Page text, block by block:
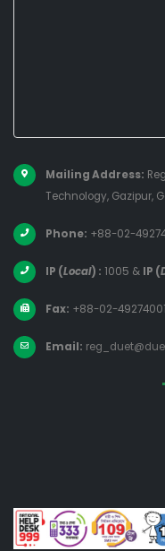
Mailing Address:
Technology, Gazipur,
Phone: +88-02-
IP (Local) : 1005 & IP (
Fax: +88-02-
Email: